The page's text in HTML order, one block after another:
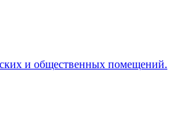
и общественных помещений.